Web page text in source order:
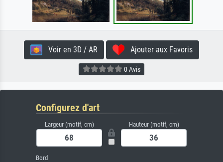
Voir en 3D / AR Ajouter aux Favoris
0 Avis
Configurez d'art
Largeur (motif, cm) Hauteur (motif, cm)
Bord